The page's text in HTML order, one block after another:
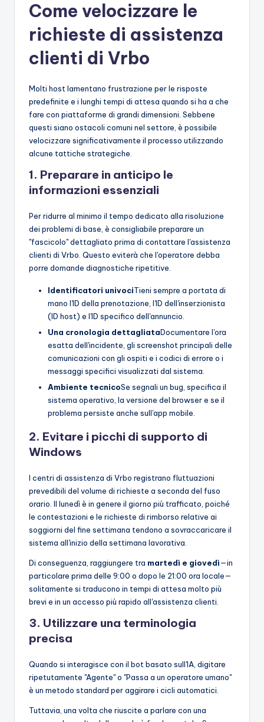
Come velocizzare le
richieste di assistenza
clienti di Vrbo
Molti host lamentano frustrazione per le risposte
predefinite e i lunghi tempi di attesa quando si ha a che
fare con piattaforme di grandi dimensioni. Sebbene
questi siano ostacoli comuni nel settore, è possibile
velocizzare significativamente il processo utilizzando
alcune tattiche strategiche.
1. Preparare in anticipo le
informazioni essenziali
Per ridurre al minimo il tempo dedicato alla risoluzione
dei problemi di base, è consigliabile preparare un
"fascicolo" dettagliato prima di contattare l'assistenza
clienti di Vrbo. Questo eviterà che l'operatore debba
porre domande diagnostiche ripetitive.
Identificatori univociTieni sempre a portata di
mano l'ID della prenotazione, l'ID dell'inserzionista
(ID host) e l'ID specifico dell'annuncio.
Una cronologia dettagliataDocumentare l'ora
esatta dell'incidente, gli screenshot principali delle
comunicazioni con gli ospiti e i codici di errore o i
messaggi specifici visualizzati dal sistema.
Ambiente tecnicoSe segnali un bug, specifica il
sistema operativo, la versione del browser e se il
problema persiste anche sull'app mobile.
2. Evitare i picchi di supporto di
Windows
I centri di assistenza di Vrbo registrano fluttuazioni
prevedibili del volume di richieste a seconda del fuso
orario. Il lunedì è in genere il giorno più trafficato, poiché
le contestazioni e le richieste di rimborso relative ai
soggiorni del fine settimana tendono a sovraccaricare il
sistema all'inizio della settimana lavorativa.
Di conseguenza, raggiungere tra martedì e giovedì—in
particolare prima delle 9:00 o dopo le 21:00 ora locale—
solitamente si traducono in tempi di attesa molto più
brevi e in un accesso più rapido all'assistenza clienti.
3. Utilizzare una terminologia
precisa
Quando si interagisce con il bot basato sull'IA, digitare
ripetutamente "Agente" o "Passa a un operatore umano"
è un metodo standard per aggirare i cicli automatici.
Tuttavia, una volta che riuscite a parlare con una